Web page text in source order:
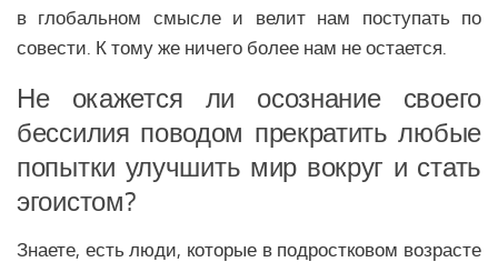
в глобальном смысле и велит нам поступать по
совести. К тому же ничего более нам не остается.
Не окажется ли осознание своего
бессилия поводом прекратить любые
попытки улучшить мир вокруг и стать
эгоистом?
Знаете, есть люди, которые в подростковом возрасте